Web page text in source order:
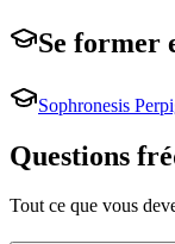
Se former
Sophronesis
Questions
Tout ce que vous